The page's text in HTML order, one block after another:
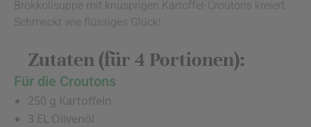
Brokkolisuppe mit knusprigen Kartoffel-Croutons kreiert.
Schmeckt wie flüssiges Glück!
Zutaten (für 4 Portionen):
Für die Croutons
250 g Kartoffeln
3 EL Olivenöl